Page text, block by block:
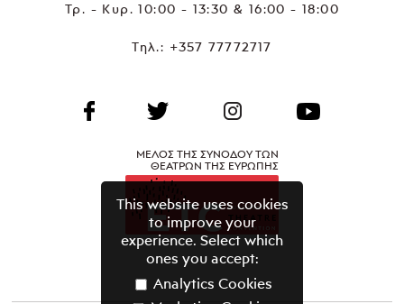
Τρ. - Κυρ. 10:00 - 13:30 & 16:00 - 18:00
Τηλ.: +357 77772717
ΜΕΛΟΣ ΤΗΣ ΣΥΝΟΔΟΥ ΤΩΝ
ΘΕΑΤΡΩΝ ΤΗΣ ΕΥΡΩΠΗΣ
This website uses cookies
to improve your
experience. Select which
ones you accept:
Analytics Cookies